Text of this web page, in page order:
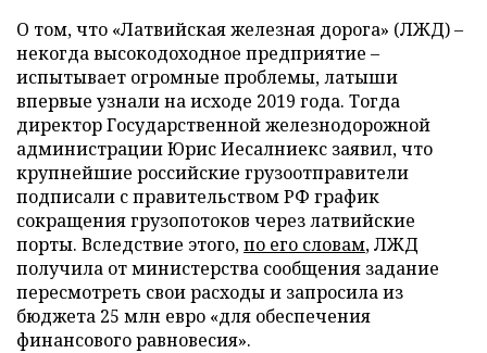
О том, что «Латвийская железная дорога» (ЛЖД) –
некогда высокодоходное предприятие –
испытывает огромные проблемы, латыши
впервые узнали на исходе 2019 года. Тогда
директор Государственной железнодорожной
администрации Юрис Иесалниекс заявил, что
крупнейшие российские грузоотправители
подписали с правительством РФ график
сокращения грузопотоков через латвийские
порты. Вследствие этого,по его словам, ЛЖД
получила от министерства сообщения задание
пересмотреть свои расходы и запросила из
бюджета 25 млн евро «для обеспечения
финансового равновесия».